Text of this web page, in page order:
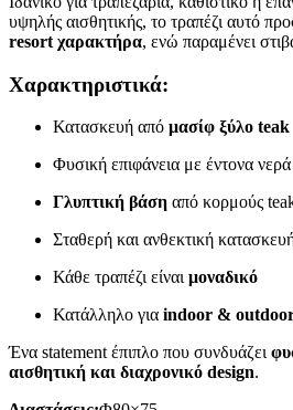
υψηλής αισθητικής, το τραπέζι αυτό
resort χαρακτήρα, ενώ παραμένει
Χαρακτηριστικά:
Κατασκευή από μασίφ ξύλο teak
Φυσική επιφάνεια με έντονα
Γλυπτική βάση από κορμούς
Σταθερή και ανθεκτική
Κάθε τραπέζι είναι μοναδικό
Κατάλληλο για indoor &
Ένα statement έπιπλο που συνδυάζει
αισθητική και διαχρονικό design.